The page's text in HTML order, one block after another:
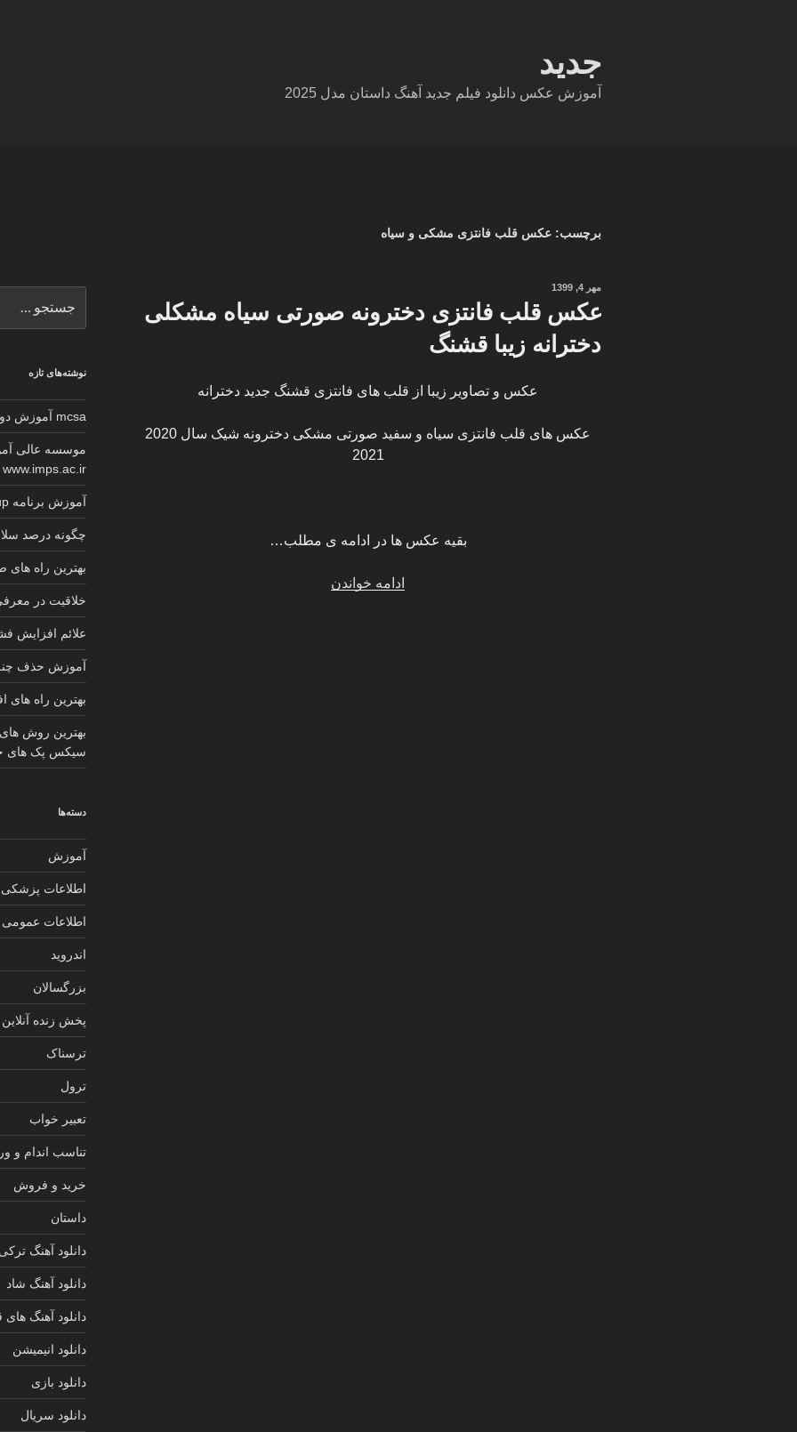
جدید
آموزش عکس دانلود فیلم جدید آهنگ داستان مدل 2025
برچسب: عکس قلب فانتزی مشکی و سیاه
نوشته‌شده
مهر 4, 1399
عکس قلب فانتزی دخترونه صورتی سیاه مشکلی
دخترانه زیبا قشنگ
عکس و تصاویر زیبا از قلب های فانتزی قشنگ جدید دخترانه
عکس های قلب فانتزی سیاه و سفید صورتی مشکی دخترونه شیک سال 2020
2021
بقیه عکس ها در ادامه ی مطلب…
ادامه خواندن“عکس
برای
نوشته‌های تازه
mcsa آموزش دوره کامل گواهینامه معتبر مایکروسافت
موسسه عالی
www.imps.ac.ir
آموزش برنامه sketchup کابینت 2025
چگونه درصد
بهترین راه
خلاقیت در
علائم افزایش
آموزش حذف
بهترین راه های
بهترین روش
سیکس پک های
دسته‌ها
آموزش
اطلاعات پزشکی
اطلاعات عمومی
اندروید
بزرگسالان
پخش زنده آنلاین
ترسناک
ترول
تعبیر خواب
تناسب اندام و
خرید و فروش
داستان
دانلود آهنگ
دانلود آهنگ شاد
دانلود آهنگ
دانلود انیمیشن
دانلود بازی
دانلود سریال